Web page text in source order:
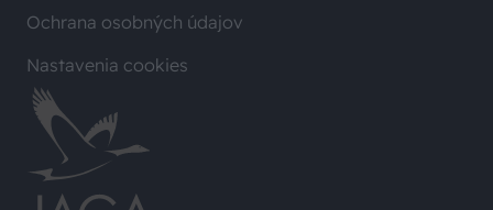
Ochrana osobných údajov
Nastavenia cookies